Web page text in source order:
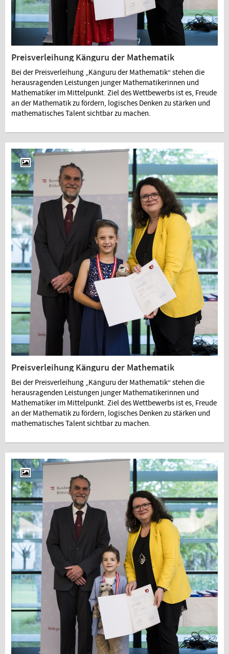
Preisverleihung Känguru der Mathematik
Bei der Preisverleihung „Känguru der Mathematik“ stehen die
herausragenden Leistungen junger Mathematikerinnen und
Mathematiker im Mittelpunkt. Ziel des Wettbewerbs ist es, Freude
an der Mathematik zu fördern, logisches Denken zu stärken und
mathematisches Talent sichtbar zu machen.
Preisverleihung Känguru der Mathematik
Bei der Preisverleihung „Känguru der Mathematik“ stehen die
herausragenden Leistungen junger Mathematikerinnen und
Mathematiker im Mittelpunkt. Ziel des Wettbewerbs ist es, Freude
an der Mathematik zu fördern, logisches Denken zu stärken und
mathematisches Talent sichtbar zu machen.